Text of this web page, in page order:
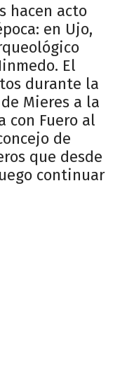
hacen acto
en Ujo,
El
durante la
Mieres a la
con Fuero al
de
que desde
continuar